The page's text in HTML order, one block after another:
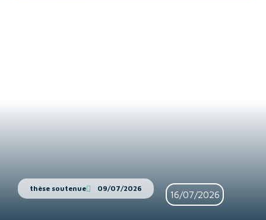
thèse soutenue 09/07/2026
16/07/2026